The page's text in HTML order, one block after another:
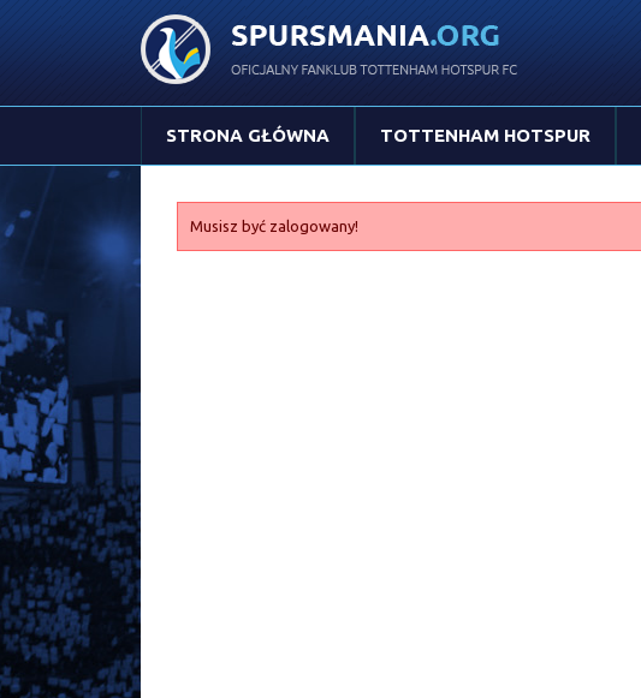
STRONA GŁÓWNA TOTTENHAM HOTSPUR
Musisz być zalogowany!